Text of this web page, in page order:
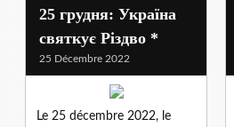
democratie
25 грудня: Україна
святкує Різдво *
25 Décembre 2022
Le 25 décembre 2022, le